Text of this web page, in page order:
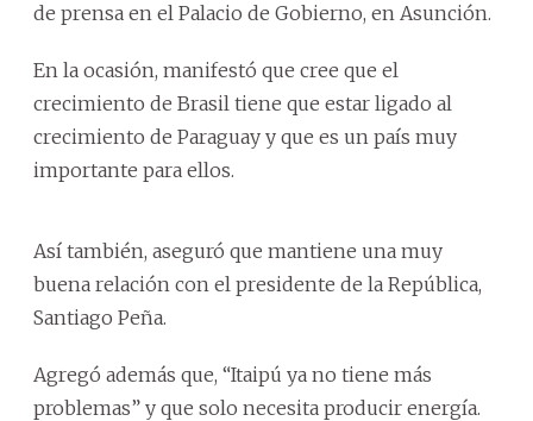
de prensa en el Palacio de Gobierno, en Asunción.
En la ocasión, manifestó que cree que el
crecimiento de Brasil tiene que estar ligado al
crecimiento de Paraguay y que es un país muy
importante para ellos.
Así también, aseguró que mantiene una muy
buena relación con el presidente de la República,
Santiago Peña.
Agregó además que, “Itaipú ya no tiene más
problemas” y que solo necesita producir energía.